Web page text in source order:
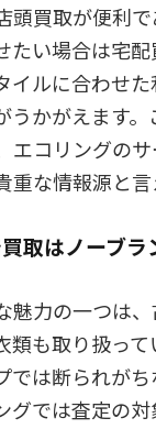
頭買取が便利
たい場合は宅
イルに合わせ
うかがえます
エコリングの
重な情報源と言
取はノーブラ
魅力の一つは
類も取り扱っ
では断られが
では査定の対